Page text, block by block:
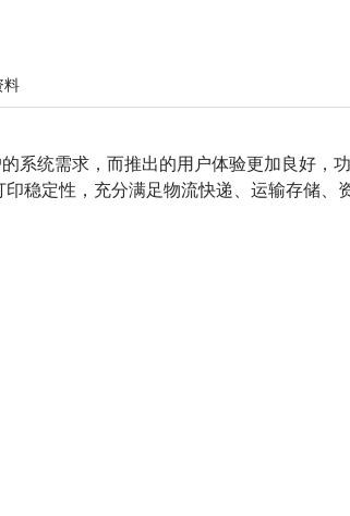
料
系统需求，而推出的用户体验更加良好，
稳定性，充分满足物流快递、运输存储、